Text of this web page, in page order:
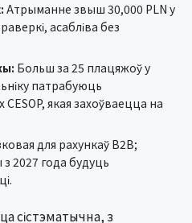
Атрыманне звыш 30,000 PLN у
асабліва без
Больш за 25 плацяжоў у
патрабуюць
якая захоўваецца на
для рахункаў B2B;
2027 года будуць
сістэматычна, з